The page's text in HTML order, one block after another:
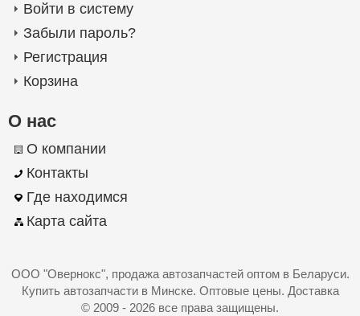
Войти в систему
Забыли пароль?
Регистрация
Корзина
О нас
О компании
Контакты
Где находимся
Карта сайта
ООО "Овернокс", продажа автозапчастей оптом в Беларуси.
Купить автозапчасти в Минске. Оптовые цены. Доставка
© 2009 - 2026 все права защищены.